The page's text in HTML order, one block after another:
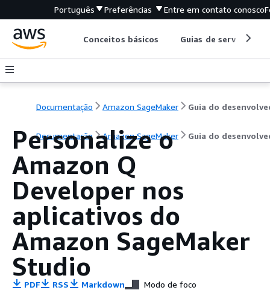
Português Preferências Entre em contato conosco
Conceitos básicos Guias de serviço
Documentação Amazon SageMaker
Documentação Amazon SageMaker Guia do
Personalize o
Amazon Q
Developer nos
aplicativos do
Amazon SageMaker
Studio
PDF RSS Markdown Modo de foco